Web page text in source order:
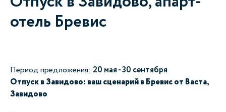
отель Бревис
Период предложения: 20 мая - 30 сентября
Отпуск в Завидово: ваш сценарий в Бревис от Васта,
Завидово